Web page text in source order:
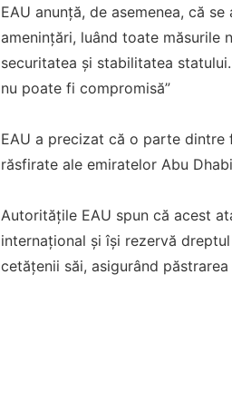
EAU anunță, de asemenea, că
amenințări, luând toate măsurile
securitatea și stabilitatea
nu poate fi compromisă”
EAU a precizat că o parte dintre
răsfirate ale emiratelor Abu
Autoritățile EAU spun că acest
internațional și își rezervă
cetățenii săi, asigurând